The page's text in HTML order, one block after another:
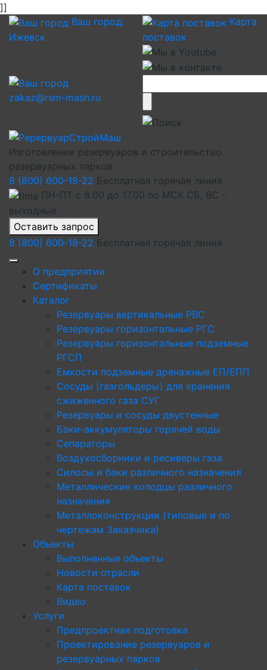
]]
Ваш город:
Ижевск
Карта
поставок
zakaz@rsm-mash.ru
Изготовление резервуаров и строительство
резервуарных парков
8 (800) 600-18-22 Бесплатная горячая линия
ПН-ПТ с 8.00 до 17.00 по МСК СБ, ВС -
выходные
Оставить запрос
8 (800) 600-18-22 Бесплатная горячая линия
О предприятии
Сертификаты
Каталог
Резервуары вертикальные РВС
Резервуары горизонтальные РГС
Резервуары горизонтальные подземные
РГСП
Емкости подземные дренажные ЕП/ЕПП
Сосуды (газгольдеры) для хранения
сжиженного газа СУГ
Резервуары и сосуды двустенные
Баки-аккумуляторы горячей воды
Сепараторы
Воздухосборники и ресиверы газа
Силосы и баки различного назначения
Металлические колодцы различного
назначения
Металлоконструкции (типовые и по
чертежам Заказчика)
Объекты
Выполненные объекты
Новости отрасли
Карта поставок
Видео
Услуги
Предпроектная подготовка
Проектирование резервуаров и
резервуарных парков